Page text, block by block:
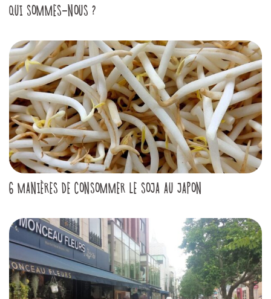
QUI SOMMES-NOUS ?
6 MANIÈRES DE CONSOMMER LE SOJA AU JAPON